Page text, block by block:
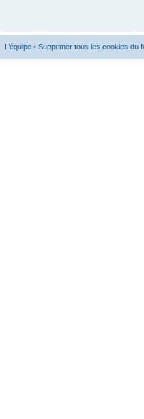
L’équipe • Supprimer tous les cookies du